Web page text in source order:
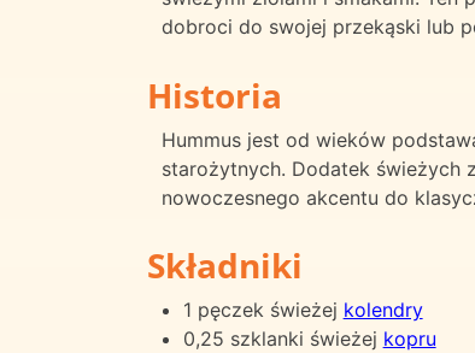
dobroci do swojej przekąski lub
Historia
Hummus jest od wieków
starożytnych. Dodatek świeżych
nowoczesnego akcentu do
Składniki
1 pęczek świeżej kolendry
0,25 szklanki świeżej kopru